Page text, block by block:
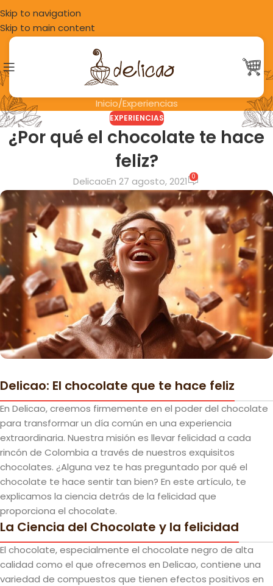
Skip to navigation
Skip to main content
Blog
Inicio Experiencias
EXPERIENCIAS
¿Por qué el chocolate te hace
feliz?
DelicaoEn 27 agosto, 2021 0
Delicao: El chocolate que te hace feliz
En Delicao, creemos firmemente en el poder del chocolate
para transformar un día común en una experiencia
extraordinaria. Nuestra misión es llevar felicidad a cada
rincón de Colombia a través de nuestros exquisitos
chocolates. ¿Alguna vez te has preguntado por qué el
chocolate te hace sentir tan bien? En este artículo, te
explicamos la ciencia detrás de la felicidad que
proporciona el chocolate.
La Ciencia del Chocolate y la felicidad
El chocolate, especialmente el chocolate negro de alta
calidad como el que ofrecemos en Delicao, contiene una
variedad de compuestos que tienen efectos positivos en